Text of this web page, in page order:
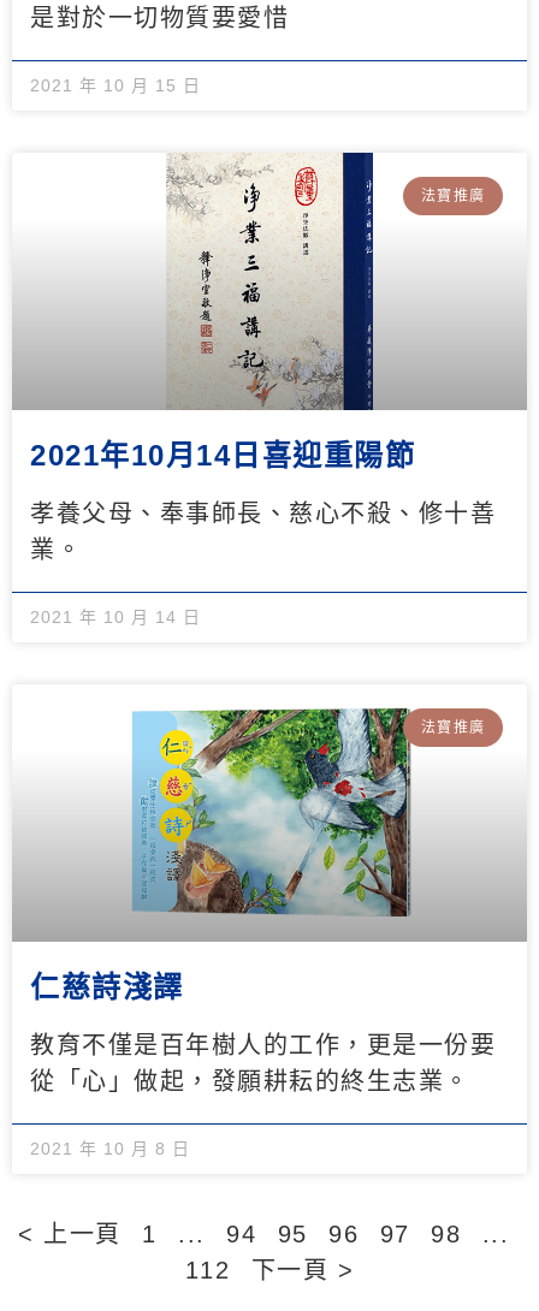
是對於一切物質要愛惜
2021 年 10 月 15 日
法寶推廣
2021年10月14日喜迎重陽節
孝養父母、奉事師長、慈心不殺、修十善
業。
2021 年 10 月 14 日
法寶推廣
仁慈詩淺譯
教育不僅是百年樹人的工作，更是一份要
從「心」做起，發願耕耘的終生志業。
2021 年 10 月 8 日
< 上一頁 1 ... 94 95 96 97 98
...
112
下一頁 >